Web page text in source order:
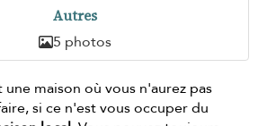
Autres
5 photos
une maison où vous n'aurez pas
si ce n'est vous occuper du